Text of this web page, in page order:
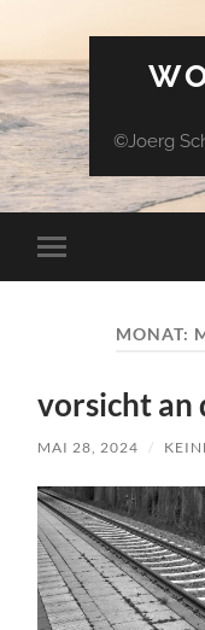
©Joerg
Mobile-
Menü
MONAT:
vorsicht an
MAI 28, 2024 /